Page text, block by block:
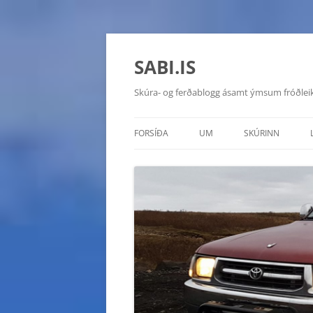
SABI.IS
Skúra- og ferðablogg ásamt ýmsum
FORSÍÐA UM SKÚRINN
CHEVROLET
HYUNDAI
SUZUKI VITARA